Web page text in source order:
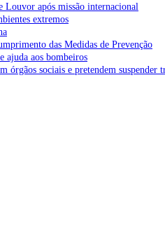
após missão internacional
extremos
das Medidas de Prevenção
ajuda aos bombeiros
órgãos sociais e pretendem suspender